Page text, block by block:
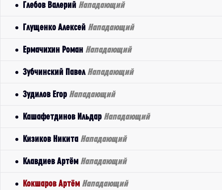
Глебов Валерий Нападающий
Глущенко Алексей Нападающий
Ермачихин Роман Нападающий
Зубчинский Павел Нападающий
Зудилов Егор Нападающий
Кашафетдинов Ильдар Нападающий
Кизиков Никита Нападающий
Клавдиев Артём Нападающий
Кокшаров Артём Нападающий